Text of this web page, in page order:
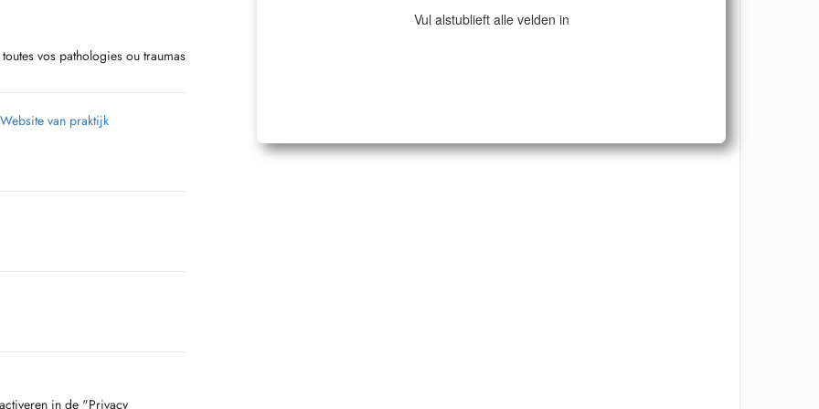
Vul alstublieft alle velden in
vos pathologies ou traumas
Website van praktijk
in de "Privacy